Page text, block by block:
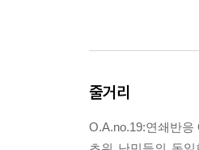
줄거리
O.A.no.19:연쇄반